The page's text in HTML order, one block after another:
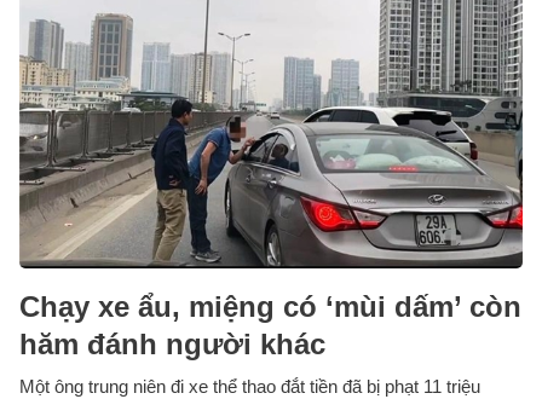
Chạy xe ẩu, miệng có ‘mùi dấm’ còn
hăm đánh người khác
Một ông trung niên đi xe thể thao đắt tiền đã bị phạt 11 triệu